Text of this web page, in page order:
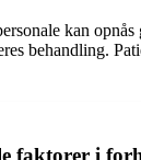
kan
behandling.
faktorer i